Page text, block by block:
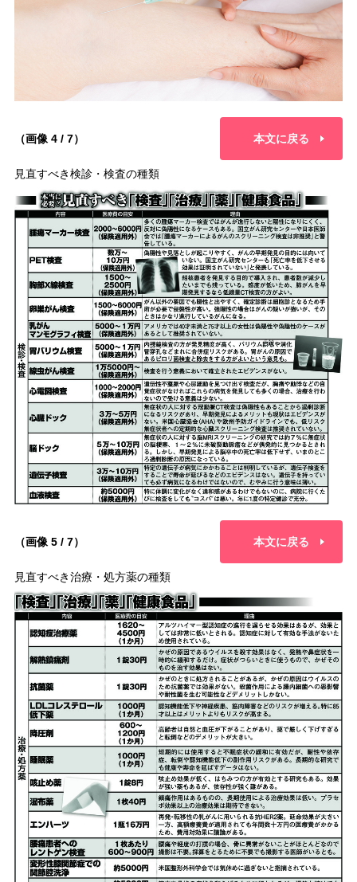
（画像 4 / 7） 本文に戻る
見直すべき検診・検査の種類
（画像 5 / 7） 本文に戻る
見直すべき治療・処方薬の種類